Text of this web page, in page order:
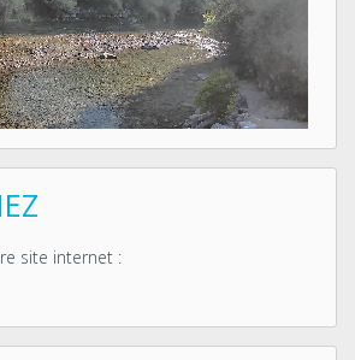
site internet :